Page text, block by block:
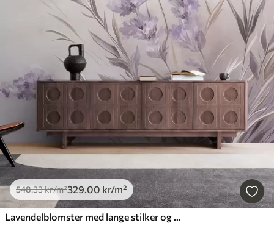
548.33kr/m²329.00 kr/m²
Lavendelblomster med lange stilker og blader, kunstverk i myke pastellfarger med struktur